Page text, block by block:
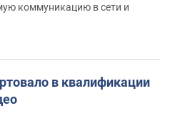
коммуникацию в сети и
в квалификации